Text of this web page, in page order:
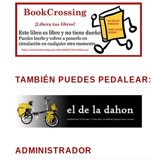
TAMBIÉN PUEDES PEDALEAR:
ADMINISTRADOR